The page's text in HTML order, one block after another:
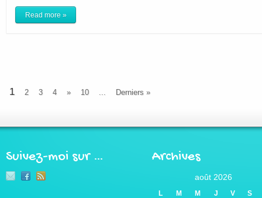
Read more »
1 2 3 4 » 10 Derniers »
Suivez-moi sur … Archives
août 2026
L M M J V S